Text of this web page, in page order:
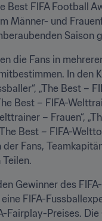
Best FIFA Football
Männer- und
Saison
die Fans in
In den
„The Best –
Best – FIFA-
– Frauen“,
Best – FIFA-
Fans,
Gewinner des
FIFA-
Fairplay-Preises.